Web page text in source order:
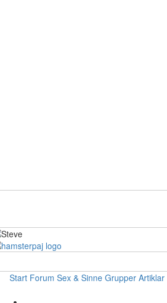
Start Forum Sex & Sinne Grupper Artiklar